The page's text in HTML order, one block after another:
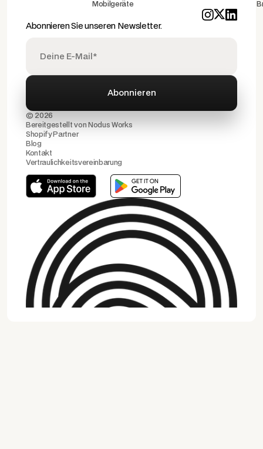
Mobilgeräte
Abonnieren Sie unseren Newsletter.
© 2026
Bereitgestellt von Nodus Works
Shopify Partner
Blog
Kontakt
Vertraulichkeitsvereinbarung